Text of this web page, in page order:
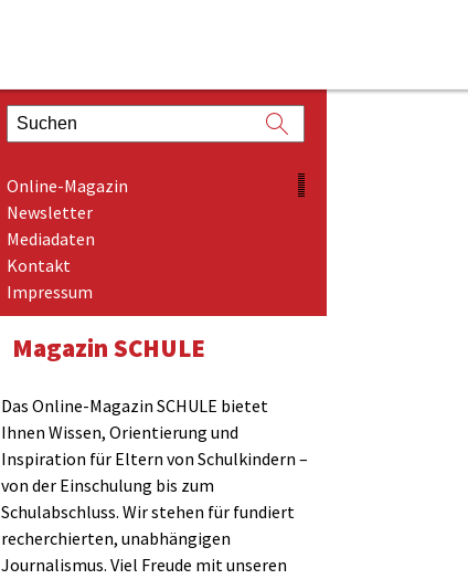
Online-Magazin
Newsletter
Mediadaten
Kontakt
Impressum
Magazin SCHULE
Das Online-Magazin SCHULE bietet
Ihnen Wissen, Orientierung und
Inspiration für Eltern von Schulkindern –
von der Einschulung bis zum
Schulabschluss. Wir stehen für fundiert
recherchierten, unabhängigen
Journalismus. Viel Freude mit unseren